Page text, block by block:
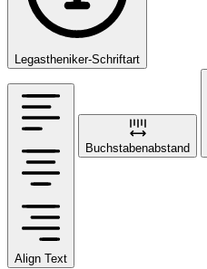
Legastheniker-Schriftart
Align Text
Buchstabenabstand